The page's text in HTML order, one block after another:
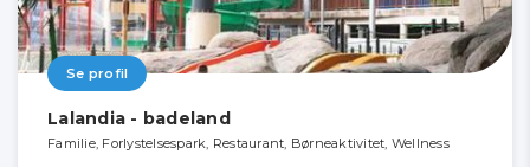
Se profil
Lalandia - badeland
Familie, Forlystelsespark, Restaurant, Børneaktivitet, Wellness